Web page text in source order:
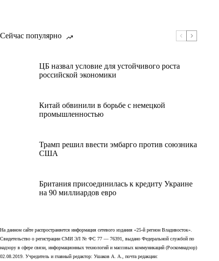
Сейчас популярно
ЦБ назвал условие для устойчивого роста
российской экономики
Китай обвинили в борьбе с немецкой
промышленностью
Трамп решил ввести эмбарго против союзника
США
Британия присоединилась к кредиту Украине
на 90 миллиардов евро
На данном сайте распространяется информация сетевого издания «25-й регион Владивосток».
Свидетельство о регистрации СМИ ЭЛ № ФС 77 — 76391, выдано Федеральной службой по
надзору в сфере связи, информационных технологий и массовых коммуникаций (Роскомнадзор)
02.08.2019. Учредитель и главный редактор: Ушаков А. А., почта редакции: